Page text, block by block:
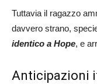
Tuttavia il ragazzo
davvero strano,
identico a Hope, e
Anticipazioni